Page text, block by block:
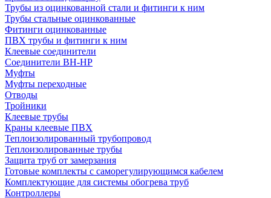
Трубы из оцинкованной стали и фитинги к ним
Трубы стальные оцинкованные
Фитинги оцинкованные
ПВХ трубы и фитинги к ним
Клеевые соединители
Соединители ВН-НР
Муфты
Муфты переходные
Отводы
Тройники
Клеевые трубы
Краны клеевые ПВХ
Теплоизолированный трубопровод
Теплоизолированные трубы
Защита труб от замерзания
Готовые комплекты с саморегулирующимся кабелем
Комплектующие для системы обогрева труб
Контроллеры